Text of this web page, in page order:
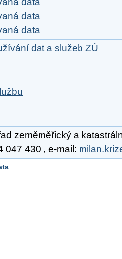
data
data
data
dat a služeb ZÚ
zeměměřický a
047 430 , e-mail: